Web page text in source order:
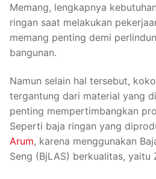
Memang, lengkapnya
ringan saat melakukan
memang penting demi
bangunan.
Namun selain hal tersebut,
tergantung dari material yang
penting mempertimbangkan
Seperti baja ringan yang
Arum, karena menggunakan
Seng (BjLAS) berkualitas, yaitu